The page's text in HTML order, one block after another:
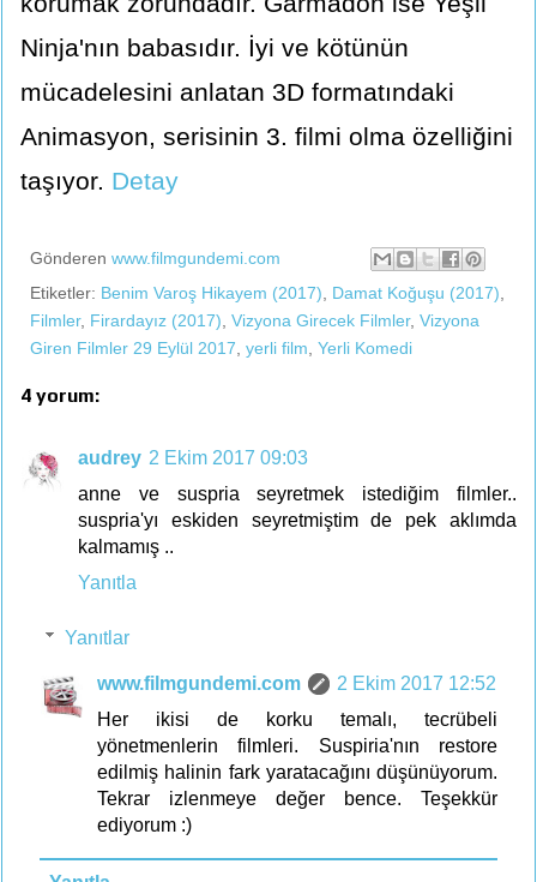
Ninja'nın babasıdır. İyi ve kötünün
mücadelesini anlatan 3D formatındaki
Animasyon, serisinin 3. filmi olma özelliğini
taşıyor. Detay
Gönderen www.filmgundemi.com
Etiketler: Benim Varoş Hikayem (2017) Damat Koğuşu (2017)
Filmler, Firardayız (2017) Vizyona Girecek Filmler, Vizyona
Giren Filmler 29 Eylül 2017 yerli film Yerli Komedi
4 yorum:
audrey 2 Ekim 2017 09:03
anne ve suspria seyretmek istediğim filmler..
suspria'yı eskiden seyretmiştim de pek aklımda
kalmamış ..
Yanıtla
Yanıtlar
www.filmgundemi.com
2 Ekim 2017 12:52
Her ikisi de korku temalı, tecrübeli
yönetmenlerin filmleri. Suspiria'nın restore
edilmiş halinin fark yaratacağını düşünüyorum.
Tekrar izlenmeye değer bence. Teşekkür
ediyorum :)